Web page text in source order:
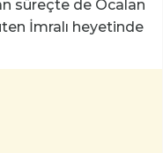
süreçte de Öcalan
İmralı heyetinde